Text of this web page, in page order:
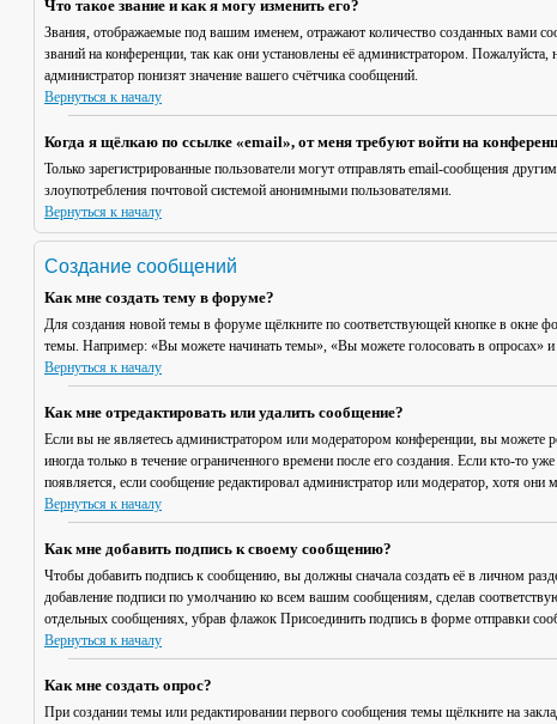
Что такое звание и как я могу изменить его?
Звания, отображаемые под вашим именем, отражают количество созданных вами
званий на конференции, так как они установлены её администратором.
администратор понизят значение вашего счётчика сообщений.
Вернуться к началу
Когда я щёлкаю по ссылке «email», от меня требуют войти на
Только зарегистрированные пользователи могут отправлять email-сообщения
злоупотребления почтовой системой анонимными пользователями.
Вернуться к началу
Создание сообщений
Как мне создать тему в форуме?
Для создания новой темы в форуме щёлкните по соответствующей кнопке в окне
темы. Например: «Вы можете начинать темы», «Вы можете голосовать в опросах» и
Вернуться к началу
Как мне отредактировать или удалить сообщение?
Если вы не являетесь администратором или модератором конференции, вы можете
иногда только в течение ограниченного времени после его создания. Если кто-то
появляется, если сообщение редактировал администратор или модератор, хотя
Вернуться к началу
Как мне добавить подпись к своему сообщению?
Чтобы добавить подпись к сообщению, вы должны сначала создать её в личном
добавление подписи по умолчанию ко всем вашим сообщениям, сделав
отдельных сообщениях, убрав флажок Присоединить подпись в форме отправки
Вернуться к началу
Как мне создать опрос?
При создании темы или редактировании первого сообщения темы щёлкните на